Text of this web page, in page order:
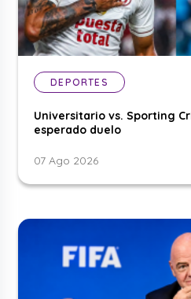
DEPORTES
Universitario vs. Sporting
esperado duelo
07 Ago 2026